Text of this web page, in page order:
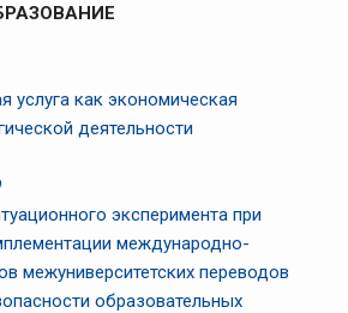
услуга как экономическая
деятельности
эксперимента при
международно-
межуниверситетских переводов
образовательных